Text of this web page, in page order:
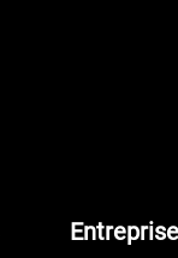
Entreprise